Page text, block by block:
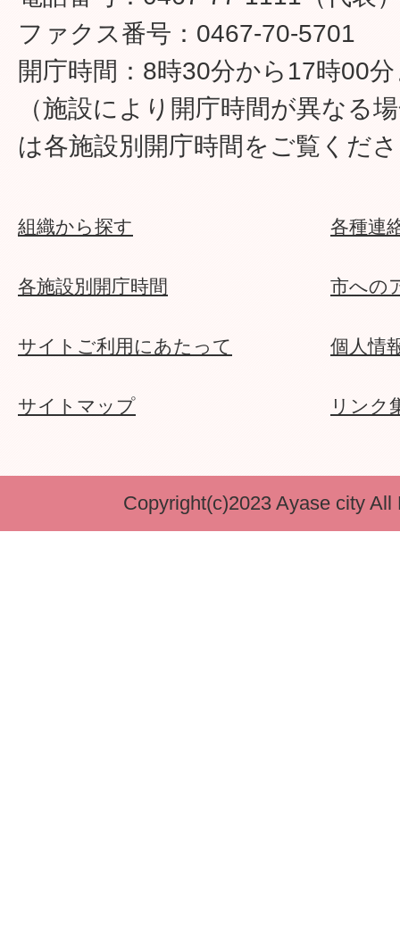
ファクス番号：0467-70-5701
開庁時間：8時30分から17時00
（施設により開庁時間が異なる
は各施設別開庁時間をご覧くだ
組織から探す 各種連
各施設別開庁時間 市への
サイトご利用にあたって 個人情
サイトマップ リンク
Copyright(c)2023 Ayase city